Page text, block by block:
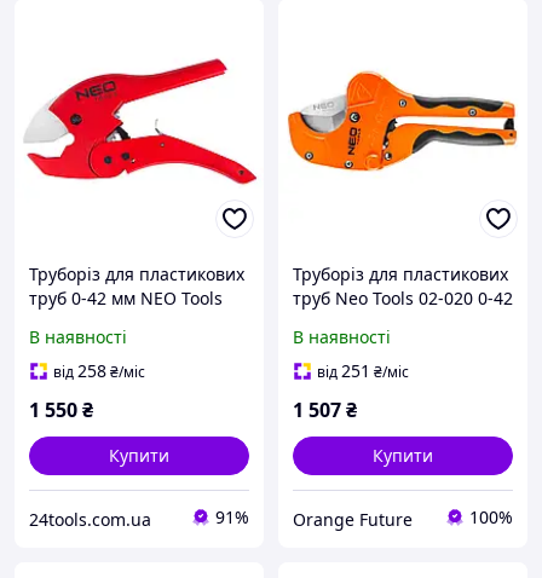
Труборіз для пластикових
труб 0-42 мм NEO Tools
В наявності
від258₴/міс
1 550₴
Купити
24tools.com.ua 91%
Труборіз для пластикових
труб Neo Tools 02-020 0-42
В наявності
від251 ₴/міс
1 507₴
Купити
Orange Future 100%